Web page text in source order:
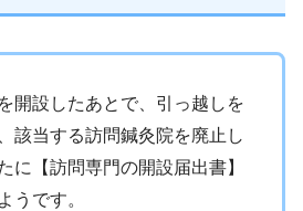
開設したあとで、引っ越しを
該当する訪問鍼灸院を廃止し
に【訪問専門の開設届出書】
うです。